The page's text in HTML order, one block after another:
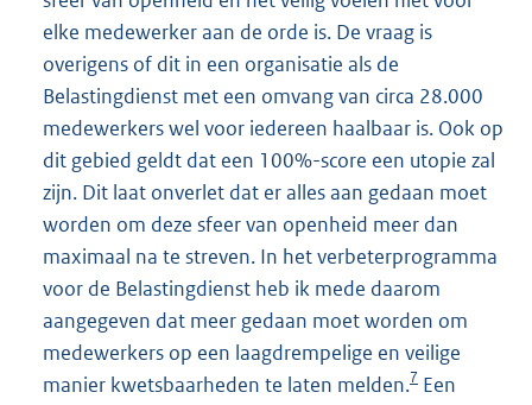
elke medewerker aan de orde is. De vraag is
overigens of dit in een organisatie als de
Belastingdienst met een omvang van circa 28.000
medewerkers wel voor iedereen haalbaar is. Ook op
dit gebied geldt dat een 100%-score een utopie zal
zijn. Dit laat onverlet dat er alles aan gedaan moet
worden om deze sfeer van openheid meer dan
maximaal na te streven. In het verbeterprogramma
voor de Belastingdienst heb ik mede daarom
aangegeven dat meer gedaan moet worden om
medewerkers op een laagdrempelige en veilige
manier kwetsbaarheden te laten melden.7 Een